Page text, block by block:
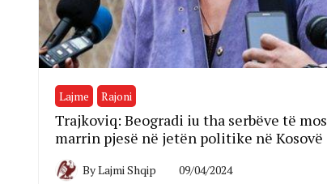
Lajme Rajoni
Trajkoviq: Beogradi iu tha serbëve të mos
marrin pjesë në jetën politike në Kosovë
ByLajmi Shqip 09/04/2024